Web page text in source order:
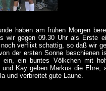
haben am frühen Morgen
wir gegen 09.30 Uhr als Erste
verflixt schattig, so daß wir
der ersten Sonne beschienen
ein, ein buntes Völkchen mit
und Kay geben Markus die Ehre,
und verbreitet gute Laune.